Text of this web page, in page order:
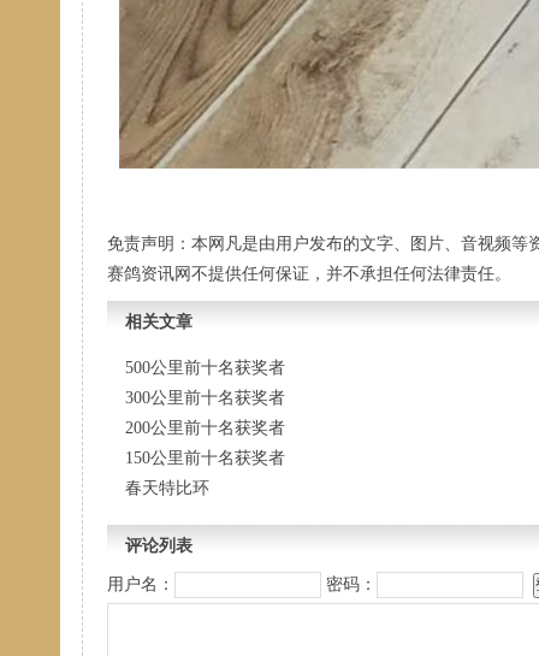
免责声明：本网凡是由用户发布的文字、图片、音视频
赛鸽资讯网不提供任何保证，并不承担任何法律责任。
相关文章
500公里前十名获奖者
300公里前十名获奖者
200公里前十名获奖者
150公里前十名获奖者
春天特比环
评论列表
用户名： 密码：